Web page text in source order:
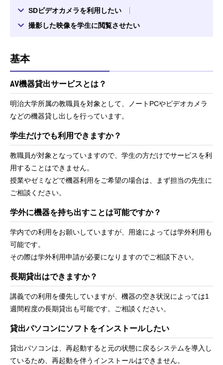
SDビデオカメラを利用したい
撮影した映像を学生に閲覧させたい
基本
AV機器貸出サービスとは？
明治大学所属の教職員を対象として、ノートPCやビデオカメラ
などの機器貸し出しを行っています。
学生だけでも利用できますか？
教職員が対象となっていますので、学生の方だけでサービスを利
用することはできません。
授業やゼミなどで機器利用をご希望の場合は、まず担当の先生に
ご相談ください。
学外に機器を持ち出すことは可能ですか？
学内での利用をお願いしていますが、用途によっては学外利用も
可能です。
その際は学外利用申請が必要になりますのでご相談下さい。
長期貸出はできますか？
講義での利用を優先していますが、機器の空き状況によっては1
週間程度の長期貸出も可能です。ご相談ください。
貸出パソコンにソフトをインストールしたい
貸出パソコンは、再起動すると元の状態に戻るシステムを導入し
ているため、再起動を伴うインストールはできません。